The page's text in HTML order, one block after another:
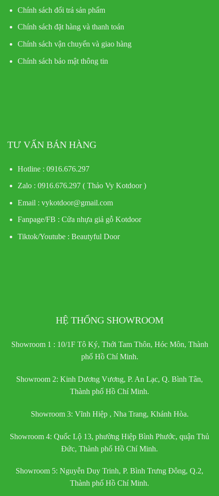
Chính sách đổi trả sản phẩm
Chính sách đặt hàng và thanh toán
Chính sách vận chuyển và giao hàng
Chính sách bảo mật thông tin
TƯ VẤN BÁN HÀNG
Hotline : 0916.676.297
Zalo : 0916.676.297 ( Thảo Vy Kotdoor )
Email : vykotdoor@gmail.com
Fanpage/FB : Cửa nhựa giả gỗ Kotdoor
Tiktok/Youtube : Beautyful Door
HỆ THỐNG SHOWROOM
Showroom 1 : 10/1F Tô Ký, Thới Tam Thôn, Hóc Môn, Thành
phố Hồ Chí Minh.
Showroom 2: Kinh Dương Vương, P. An Lạc, Q. Bình Tân,
Thành phố Hồ Chí Minh.
Showroom 3: Vĩnh Hiệp , Nha Trang, Khánh Hòa.
Showroom 4: Quốc Lộ 13, phường Hiệp Bình Phước, quận Thủ
Đức, Thành phố Hồ Chí Minh.
Showroom 5: Nguyễn Duy Trinh, P. Bình Trưng Đông, Q.2,
Thành phố Hồ Chí Minh.